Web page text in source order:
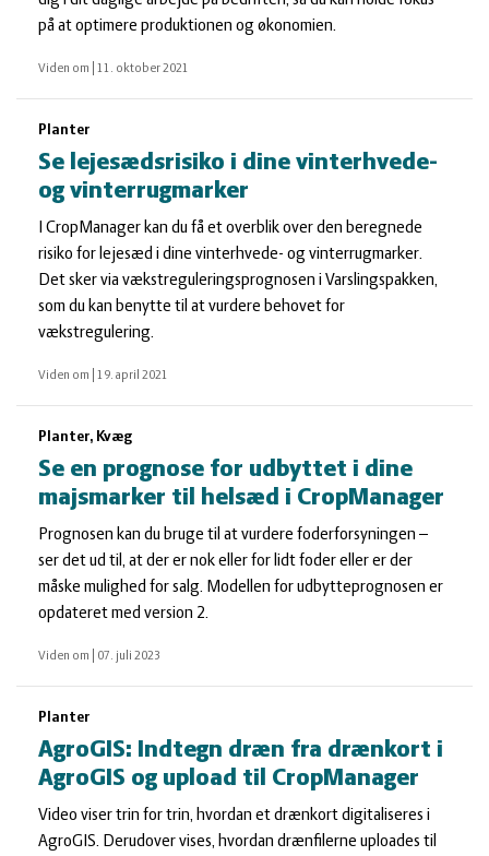
på at optimere produktionen og økonomien.
Viden om 11. oktober 2021
Planter
Se lejesædsrisiko i dine vinterhvede-
og vinterrugmarker
I CropManager kan du få et overblik over den beregnede
risiko for lejesæd i dine vinterhvede- og vinterrugmarker.
Det sker via vækstreguleringsprognosen i Varslingspakken,
som du kan benytte til at vurdere behovet for
vækstregulering.
Viden om 19. april 2021
Planter, Kvæg
Se en prognose for udbyttet i dine
majsmarker til helsæd i CropManager
Prognosen kan du bruge til at vurdere foderforsyningen –
ser det ud til, at der er nok eller for lidt foder eller er der
måske mulighed for salg. Modellen for udbytteprognosen er
opdateret med version 2.
Viden om 07. juli 2023
Planter
AgroGIS: Indtegn dræn fra drænkort i
AgroGIS og upload til CropManager
Video viser trin for trin, hvordan et drænkort digitaliseres i
AgroGIS. Derudover vises, hvordan drænfilerne uploades til